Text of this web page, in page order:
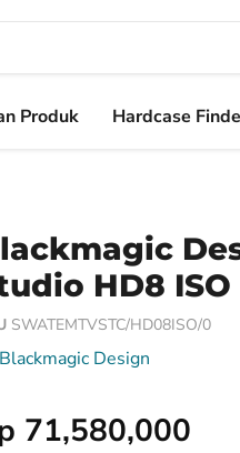
Produk Hardcase
HD8 ISO
SWATEMTVSTC/HD08ISO/0
Blackmagic Design
Special
71,580,000